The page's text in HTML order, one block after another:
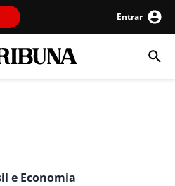
Entrar
e Economia